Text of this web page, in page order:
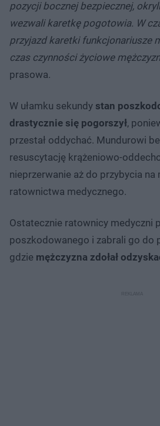
pozycji bocznej bezpiecznej,
wezwali karetkę pogotowia. W
przyjazd karetki funkcjonariusze
czas czynności życiowe
prasowa.
W ułamku sekundy stan
drastycznie się pogorszył,
przestał oddychać. Mundurowi
resuscytację krążeniowo-
nieprzerwanie aż do przybycia na
ratownictwa medycznego.
Ostatecznie ratownicy medyczni
poszkodowanego i zabrali go do
gdzie mężczyzna zdołał